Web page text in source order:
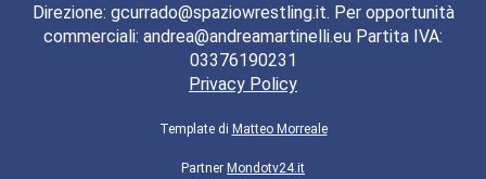
Direzione: gcurrado@spaziowrestling.it. Per opportunità
commerciali: andrea@andreamartinelli.eu Partita IVA:
03376190231
Privacy Policy
Template di Matteo Morreale
Partner Mondotv24.it